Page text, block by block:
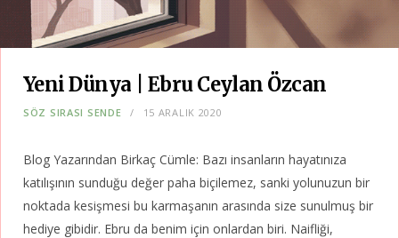
Yeni Dünya | Ebru Ceylan Özcan
SÖZ SIRASI SENDE 15 ARALIK 2020
Blog Yazarından Birkaç Cümle: Bazı insanların hayatınıza
katılışının sunduğu değer paha biçilemez, sanki yolunuzun bir
noktada kesişmesi bu karmaşanın arasında size sunulmuş bir
hediye gibidir. Ebru da benim için onlardan biri. Naifliği,